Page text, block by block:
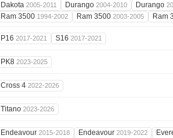
Dakota 2005-2011 Durango 2004-2010 Durango
Ram 3500 1994-2002 Ram 3500 2003-2005 Ram
P16 2017-2021 S16 2017-2021
PK8 2023-2025
Cross 4 2022-2026
Titano 2023-2026
Endeavour 2015-2018 Endeavour 2019-2022